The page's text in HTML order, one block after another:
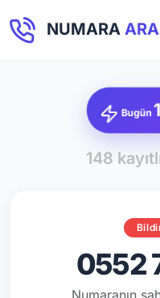
NUMARA ARA
Bugün 1
148
0552
Numaranın